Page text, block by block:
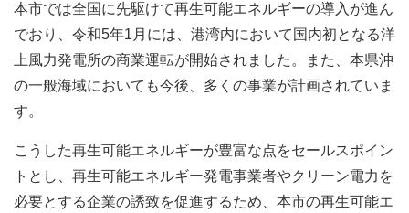
本市では全国に先駆けて再生可能エネルギーの導入が進ん
でおり、令和5年1月には、港湾内において国内初となる洋
上風力発電所の商業運転が開始されました。また、本県沖
の一般海域においても今後、多くの事業が計画されていま
す。
こうした再生可能エネルギーが豊富な点をセールスポイン
トとし、再生可能エネルギー発電事業者やクリーン電力を
必要とする企業の誘致を促進するため、本市の再生可能エ